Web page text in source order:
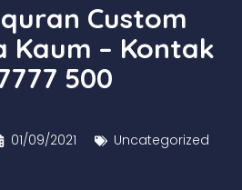
Custom
Kaum – Kontak
500
01/09/2021 Uncategorized